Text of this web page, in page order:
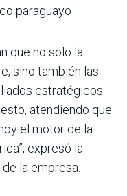
paraguayo
que no solo la
sino también las
estratégi­cos
atendiendo que
el motor de la
expresó la
la empresa.